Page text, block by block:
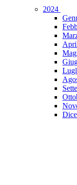
2024